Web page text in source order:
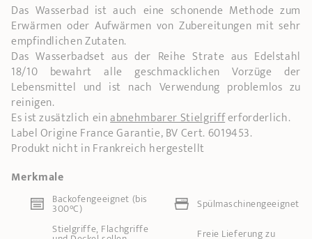
Das Wasserbad ist auch eine schonende Methode zum
Erwärmen oder Aufwärmen von Zubereitungen mit sehr
empfindlichen Zutaten.
Das Wasserbadset aus der Reihe Strate aus Edelstahl
18/10 bewahrt alle geschmacklichen Vorzüge der
Lebensmittel und ist nach Verwendung problemlos zu
reinigen.
Es ist zusätzlich einabnehmbarer Stielgrifferforderlich.
Label Origine France Garantie, BV Cert. 6019453.
Produkt nicht in Frankreich hergestellt
Merkmale
Backofengeeignet (bis
300°C)
Spülmaschinengeeignet
Stielgriffe, Flachgriffe
Freie Lieferung zu